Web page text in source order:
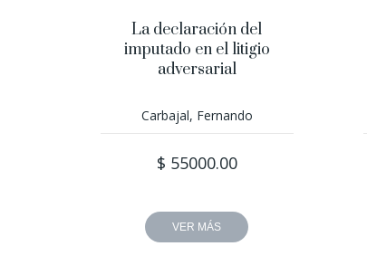
La declaración del
imputado en el litigio
adversarial
Carbajal, Fernando
$ 55000.00
VER MÁS